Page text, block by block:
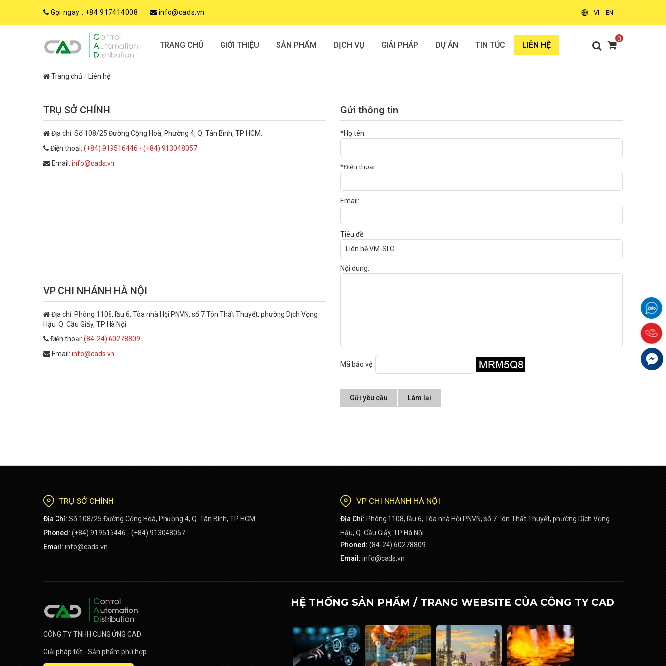
Gọi ngay : +84 917414008 info@cads.vn VI EN
TRANG CHỦ GIỚI THIỆU SẢN PHẨM DỊCH VỤ GIẢI PHÁP DỰ ÁN TIN TỨC LIÊN HỆ
0
Trang chủ Liên hệ
TRỤ SỞ CHÍNH
Địa chỉ: Số 108/25 Đường Cộng Hoà, Phường 4, Q. Tân Bình, TP HCM.
Điện thoại: (+84) 919516446 - (+84) 913048057
Email: info@cads.vn
VP CHI NHÁNH HÀ NỘI
Địa chỉ: Phòng 1108, lầu 6, Tòa nhà Hội PNVN, số 7 Tôn Thất Thuyết, phường Dịch Vọng
Hậu, Q. Cầu Giấy, TP Hà Nội.
Điện thoại: (84-24) 60278809
Email: info@cads.vn
Gửi thông tin
*Họ tên:
*Điện thoại:
Email:
Tiêu đề:
Nội dung:
Mã bảo vệ:
Gửi yêu cầu Làm lại
TRỤ SỞ CHÍNH
Địa Chỉ: Số 108/25 Đường Cộng Hoà, Phường 4, Q. Tân Bình, TP HCM.
Phoned: (+84) 919516446 - (+84) 913048057
Email: info@cads.vn
VP CHI NHÁNH HÀ NỘI
Địa Chỉ: Phòng 1108, lầu 6, Tòa nhà Hội PNVN, số 7 Tôn Thất Thuyết, phường Dịch Vọng
Hậu, Q. Cầu Giấy, TP Hà Nội.
Phoned: (84-24) 60278809
Email: info@cads.vn
CÔNG TY TNHH CUNG ỨNG CAD
Giải pháp tốt - Sản phẩm phù hợp
HỆ THỐNG SẢN PHẨM / TRANG WEBSITE CỦA CÔNG TY CAD